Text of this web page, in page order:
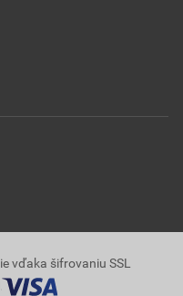
vďaka šifrovaniu SSL